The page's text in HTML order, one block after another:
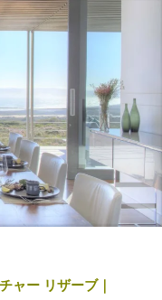
ャー リザーブ｜